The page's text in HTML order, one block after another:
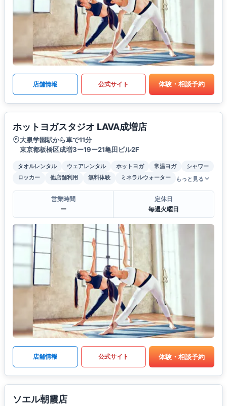
店舗情報 公式サイト 体験・相談予約
ホットヨガスタジオ LAVA成増店
大泉学園駅から車で11分
東京都板橋区成増3ー19ー21亀田ビル2F
タオルレンタル ウェアレンタル ホットヨガ 常温ヨガ
シャワー
ロッカー
他店舗利用 無料体験 ミネラルウォーター もっと見る
営業時間
ー
定休日
毎週火曜日
店舗情報 公式サイト 体験・相談予約
ソエル朝霞店